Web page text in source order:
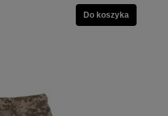
Do koszyka